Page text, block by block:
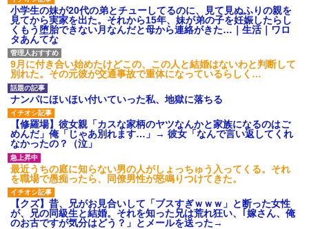
小学生の妹が20代の弟とチューしてるのに、見て見ぬふりの親を
見てから実家を出た。それから15年、妹が弟の子を妊娠したらし
くもう堕胎できない月なんだと母から連絡がきた…｜生活｜ワロ
タあんてな
9月に付き合い始めたけどこの、この人と結婚はないわと判断して
別れた。その元彼が交通事故で重体になっているらしく…
ナンパにほいほい付いていった私、地獄に落ちる
【修羅場】彼女親「カスな家柄のヤツなんかと家族になるのはご
めんだ」俺「じゃあ別れます…」→ 彼女「なんで言い返してくれ
なかったの？（泣」
最近うちの庭に知らない男の人がしょっちゅう入ってくる。それ
を職場で愚痴ったら、同僚男性が怒鳴りつけてきた。
【クズ】昔、兄がお見合いして「ブスすぎｗｗｗ」と断った女性
が、兄の同級生と結婚。それを知った兄は荒れ狂い、｢嫁さん、俺
のお古ですが気分はどう？」とメールを送った→